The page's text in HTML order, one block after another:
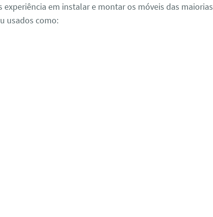
experiência em instalar e montar os móveis das maiorias
usados como: